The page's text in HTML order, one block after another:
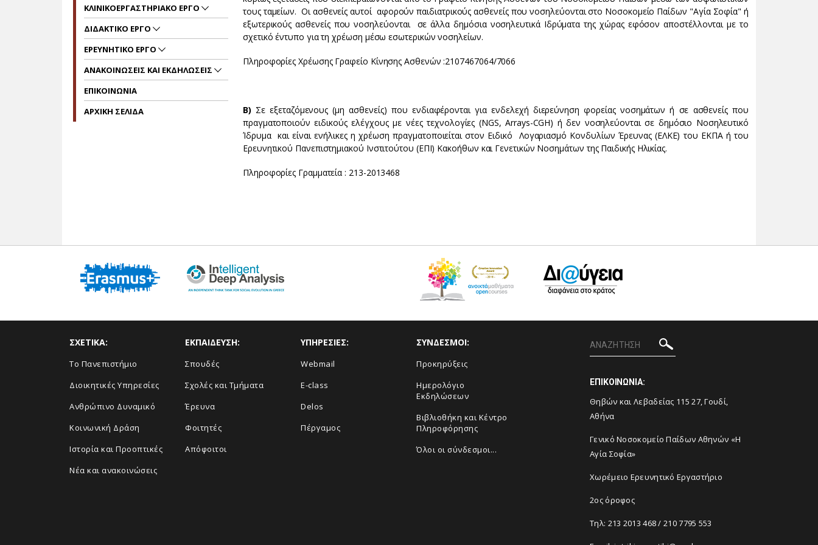
τους ταμείων. Οι ασθενείς αυτοί αφορούν παιδιατρικούς ασθενείς που νοσηλεύονται στο Νοσοκομείο Παίδων "Αγία Σοφία" ή
εξωτερικούς ασθενείς που νοσηλεύονται σε άλλα δημόσια νοσηλευτικά Ιδρύματα της χώρας εφόσον αποστέλλονται με το
σχετικό έντυπο για τη χρέωση μέσω εσωτερικών νοσηλείων.
Πληροφορίες Χρέωσης Γραφείο Κίνησης Ασθενών :2107467064/7066
Β) Σε εξεταζόμενους (μη ασθενείς) που ενδιαφέρονται για ενδελεχή διερεύνηση φορείας νοσημάτων ή σε ασθενείς που
πραγματοποιούν ειδικούς ελέγχους με νέες τεχνολογίες (NGS, Arrays-CGH) ή δεν νοσηλεύονται σε δημόσιο Νοσηλευτικό
Ίδρυμα και είναι ενήλικες η χρέωση πραγματοποιείται στον Ειδικό Λογαριασμό Κονδυλίων Έρευνας (ΕΛΚΕ) του ΕΚΠΑ ή του
Ερευνητικού Πανεπιστημιακού Ινστιτούτου (ΕΠΙ) Κακοήθων και Γενετικών Νοσημάτων της Παιδικής Ηλικίας.
Πληροφορίες Γραμματεία : 213-2013468
ΚΛΙΝΙΚΟΕΡΓΑΣΤΗΡΙΑΚΟ ΕΡΓΟ
ΔΙΔΑΚΤΙΚΟ ΕΡΓΟ
ΕΡΕΥΝΗΤΙΚΟ ΕΡΓΟ
ΑΝΑΚΟΙΝΩΣΕΙΣ ΚΑΙ ΕΚΔΗΛΩΣΕΙΣ
ΕΠΙΚΟΙΝΩΝΙΑ
ΑΡΧΙΚΗ ΣΕΛΙΔΑ
ΣΧΕΤΙΚΑ:
Το Πανεπιστήμιο
Διοικητικές Υπηρεσίες
Ανθρώπινο Δυναμικό
Κοινωνική Δράση
Ιστορία και Προοπτικές
Νέα και ανακοινώσεις
ΕΚΠΑΙΔΕΥΣΗ:
Σπουδές
Σχολές και Τμήματα
Έρευνα
Φοιτητές
Απόφοιτοι
ΥΠΗΡΕΣΙΕΣ:
Webmail
E-class
Delos
Πέργαμος
ΣΥΝΔΕΣΜΟΙ:
Προκηρύξεις
Ημερολόγιο
Εκδηλώσεων
Βιβλιοθήκη και Κέντρο
Πληροφόρησης
Όλοι οι σύνδεσμοι...
ΕΠΙΚΟΙΝΩΝΙΑ:
Θηβών και Λεβαδείας 115 27, Γουδί,
Αθήνα
Γενικό Νοσοκομείο Παίδων Αθηνών «Η
Αγία Σοφία»
Χωρέμειο Ερευνητικό Εργαστήριο
2ος όροφος
Τηλ: 213 2013 468/210 7795 553